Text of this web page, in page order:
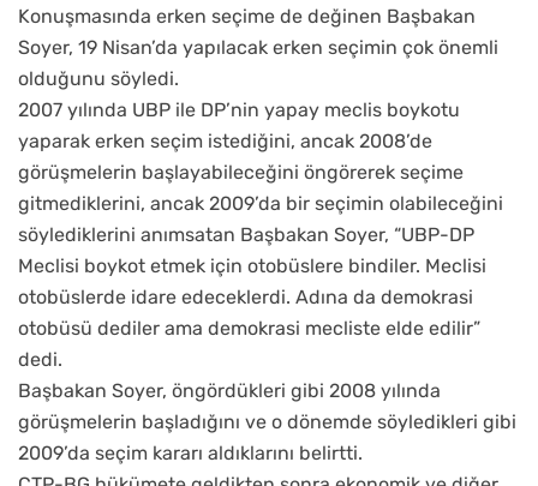
Konuşmasında erken seçime de değinen Başbakan
Soyer, 19 Nisan’da yapılacak erken seçimin çok önemli
olduğunu söyledi.
2007 yılında UBP ile DP’nin yapay meclis boykotu
yaparak erken seçim istediğini, ancak 2008’de
görüşmelerin başlayabileceğini öngörerek seçime
gitmediklerini, ancak 2009’da bir seçimin olabileceğini
söylediklerini anımsatan Başbakan Soyer, “UBP-DP
Meclisi boykot etmek için otobüslere bindiler. Meclisi
otobüslerde idare edeceklerdi. Adına da demokrasi
otobüsü dediler ama demokrasi mecliste elde edilir”
dedi.
Başbakan Soyer, öngördükleri gibi 2008 yılında
görüşmelerin başladığını ve o dönemde söyledikleri gibi
2009’da seçim kararı aldıklarını belirtti.